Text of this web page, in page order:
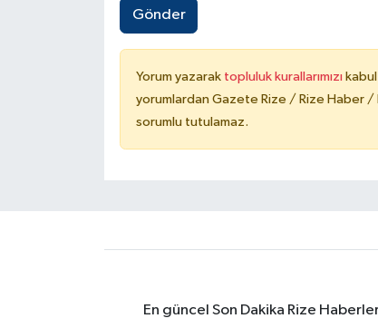
Gönder
Yorum yazarak topluluk kurallarımızı
yorumlardan Gazete Rize / Rize Haber
sorumlu tutulamaz.
En güncel Son Dakika Rize